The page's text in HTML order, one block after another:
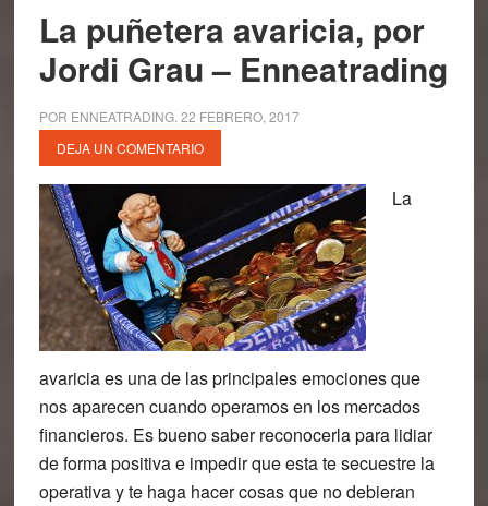
La puñetera avaricia, por
Jordi Grau – Enneatrading
POR ENNEATRADING. 22 FEBRERO, 2017
DEJA UN COMENTARIO
La
avaricia es una de las principales emociones que
nos aparecen cuando operamos en los mercados
financieros. Es bueno saber reconocerla para lidiar
de forma positiva e impedir que esta te secuestre la
operativa y te haga hacer cosas que no debieran